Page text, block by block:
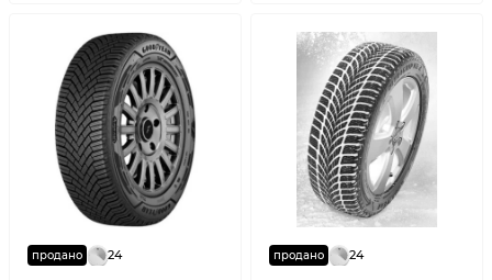
продано 24 продано 24